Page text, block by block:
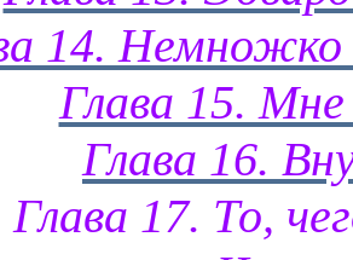
14. Немножко
Глава 15.
Глава 16.
Глава 17. То,